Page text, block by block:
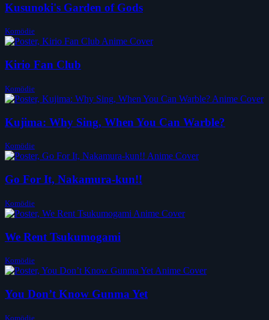
Kusunoki's Garden of Gods
Komödie
Kirio Fan Club
Komödie
Kujima: Why Sing, When You Can Warble?
Komödie
Go For It, Nakamura-kun!!
Komödie
We Rent Tsukumogami
Komödie
You Don’t Know Gunma Yet
Komödie